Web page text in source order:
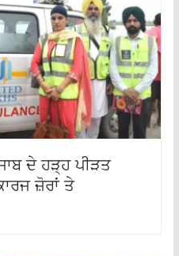
ਦੇ ਹੜ੍ਹ ਪੀੜਤ
ਜ਼ੋਰਾਂ ਤੇ